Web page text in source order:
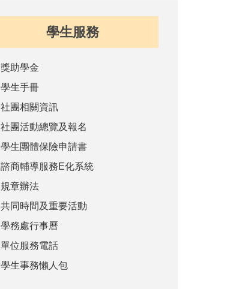
學生服務
獎助學金
學生手冊
社團相關資訊
社團活動總覽及報名
學生團體保險申請書
諮商輔導服務E化系統
規章辦法
共同時間及重要活動
學務處行事曆
單位服務電話
學生事務懶人包